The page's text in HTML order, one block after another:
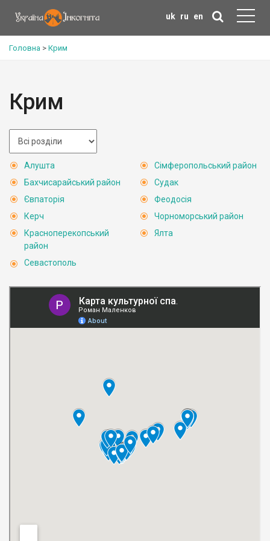
uk ru en
Головна > Крим
Крим
Алушта
Бахчисарайський район
Євпаторія
Керч
Красноперекопський
район
Севастополь
Сімферопольський район
Судак
Феодосія
Чорноморський район
Ялта